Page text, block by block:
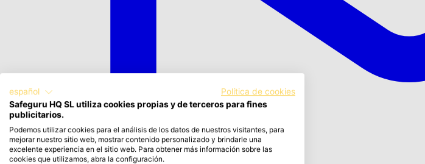
español
Política de cookies
Safeguru HQ SL utiliza cookies propias y de terceros para fines
publicitarios.
Podemos utilizar cookies para el análisis de los datos de nuestros visitantes, para
mejorar nuestro sitio web, mostrar contenido personalizado y brindarle una
excelente experiencia en el sitio web. Para obtener más información sobre las
cookies que utilizamos, abra la configuración.